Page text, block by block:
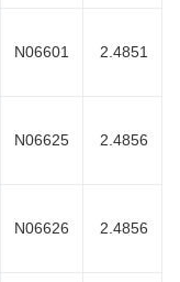
N06601
N06625
N06626